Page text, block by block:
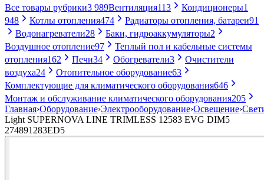
Все товары рубрики3 989Вентиляция113 Кондиционеры1
948
Котлы отопления474 Радиаторы отопления, батареи91
Водонагреватели28 Баки, гидроаккумуляторы2
Воздушное отопление97
Теплый пол и кабельные системы
отопления162 Печи34 Обогреватели3
Очистители
воздуха24 Отопительное оборудование63
Комплектующие для климатического оборудования646
Монтаж и обслуживание климатического оборудования205
Главная›Оборудование›Электрооборудование›Освещение›
Light SUPERNOVA LINE TRIMLESS 12583 EVG DIM5
274891283ED5